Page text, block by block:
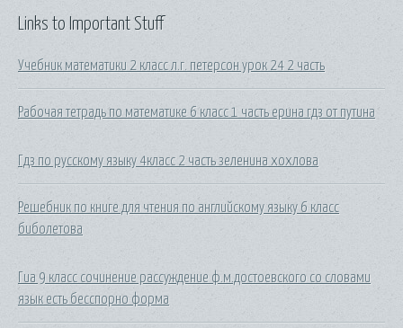
Links to Important Stuff
Учебник математики 2 класс л.г. петерсон урок 24 2 часть
Рабочая тетрадь по математике 6 класс 1 часть ерина гдз от путина
Гдз по русскому языку 4класс 2 часть зеленина хохлова
Решебник по книге для чтения по английскому языку 6 класс
биболетова
Гиа 9 класс сочинение рассуждение ф.м.достоевского со словами
язык есть бесспорно форма